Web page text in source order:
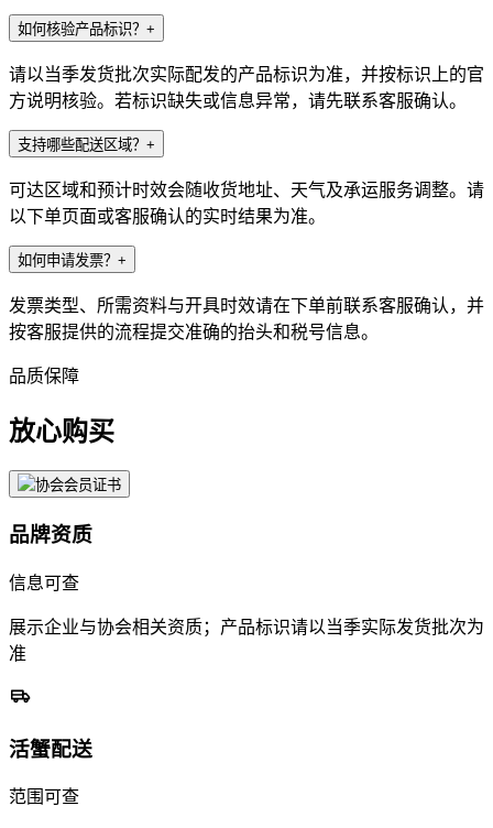
如何核验产品标识？ +
请以当季发货批次实际配发的产品标识为准，并按标识上的官
方说明核验。若标识缺失或信息异常，请先联系客服确认。
支持哪些配送区域？ +
可达区域和预计时效会随收货地址、天气及承运服务调整。请
以下单页面或客服确认的实时结果为准。
如何申请发票？ +
发票类型、所需资料与开具时效请在下单前联系客服确认，并
按客服提供的流程提交准确的抬头和税号信息。
品质保障
放心购买
品牌资质
信息可查
展示企业与协会相关资质；产品标识请以当季实际发货批次为
准
活蟹配送
范围可查